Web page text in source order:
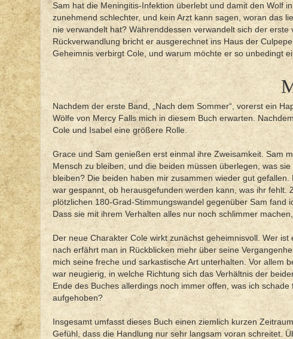
Sam hat die Meningitis-Infektion überlebt und damit den Wolf
zunehmend schlechter, und kein Arzt kann sagen, woran das
nie verwandelt hat? Währenddessen verwandelt sich der
Rückverwandlung bricht er ausgerechnet ins Haus der
Geheimnis verbirgt Cole, und warum möchte er so unbedingt
Nachdem der erste Band, „Nach dem Sommer“, vorerst ein
Wölfe von Mercy Falls mich in diesem Buch erwarten.
Cole und Isabel eine größere Rolle.
Grace und Sam genießen erst einmal ihre Zweisamkeit. Sam
Mensch zu bleiben, und die beiden müssen überlegen, was
bleiben? Die beiden haben mir zusammen wieder gut
war gespannt, ob herausgefunden werden kann, was ihr
plötzlichen 180-Grad-Stimmungswandel gegenüber Sam fand
Dass sie mit ihrem Verhalten alles nur noch schlimmer
Der neue Charakter Cole wirkt zunächst geheimnisvoll. Wer
nach erfährt man in Rückblicken mehr über seine
mich seine freche und sarkastische Art unterhalten. Vor allem
war neugierig, in welche Richtung sich das Verhältnis der
Ende des Buches allerdings noch immer offen, was ich
aufgehoben?
Insgesamt umfasst dieses Buch einen ziemlich kurzen
Gefühl, dass die Handlung nur sehr langsam voran schreitet.